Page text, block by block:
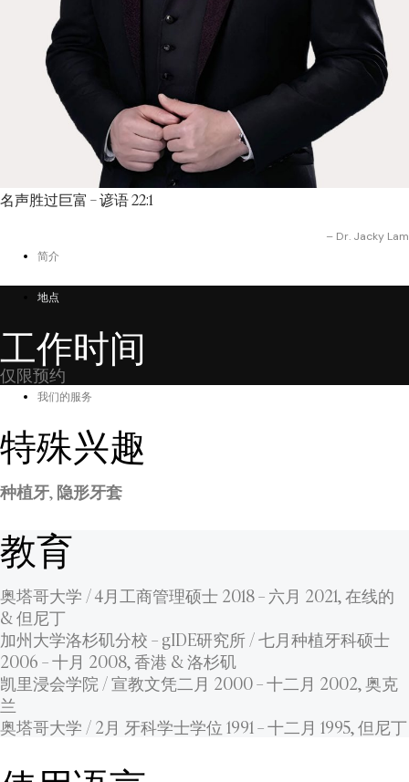
名声胜过巨富 – 谚语 22:1
– Dr. Jacky Lam
简介
地点
工作时间
仅限预约
我们的服务
特殊兴趣
种植牙,隐形牙套
教育
奥塔哥大学 / 4月工商管理硕士 2018 – 六月 2021, 在线的
& 但尼丁
加州大学洛杉矶分校 – gIDE研究所 / 七月种植牙科硕士
2006 – 十月 2008, 香港 & 洛杉矶
凯里浸会学院 / 宣教文凭二月 2000 – 十二月 2002, 奥克
兰
奥塔哥大学 / 2月 牙科学士学位 1991 – 十二月 1995, 但尼丁